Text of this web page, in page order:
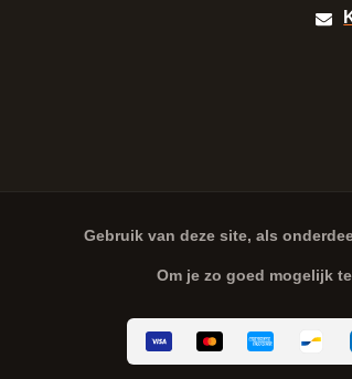
Gebruik van deze site, als
Om je zo goed mogelijk